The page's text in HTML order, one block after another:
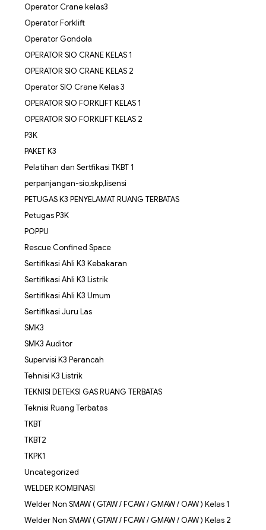
Operator Crane kelas3
Operator Forklift
Operator Gondola
OPERATOR SIO CRANE KELAS 1
OPERATOR SIO CRANE KELAS 2
Operator SIO Crane Kelas 3
OPERATOR SIO FORKLIFT KELAS 1
OPERATOR SIO FORKLIFT KELAS 2
P3K
PAKET K3
Pelatihan dan Sertfikasi TKBT 1
perpanjangan-sio,skp,lisensi
PETUGAS K3 PENYELAMAT RUANG TERBATAS
Petugas P3K
POPPU
Rescue Confined Space
Sertifikasi Ahli K3 Kebakaran
Sertifikasi Ahli K3 Listrik
Sertifikasi Ahli K3 Umum
Sertifikasi Juru Las
SMK3
SMK3 Auditor
Supervisi K3 Perancah
Tehnisi K3 Listrik
TEKNISI DETEKSI GAS RUANG TERBATAS
Teknisi Ruang Terbatas
TKBT
TKBT2
TKPK1
Uncategorized
WELDER KOMBINASI
Welder Non SMAW ( GTAW / FCAW / GMAW / OAW ) Kelas 1
Welder Non SMAW ( GTAW / FCAW / GMAW / OAW ) Kelas 2